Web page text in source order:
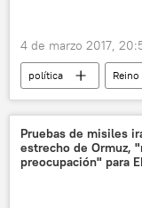
4 de marzo 2017,
política
Rusia
ISIS
Pruebas de misiles
estrecho de Ormuz,
preocupación" para